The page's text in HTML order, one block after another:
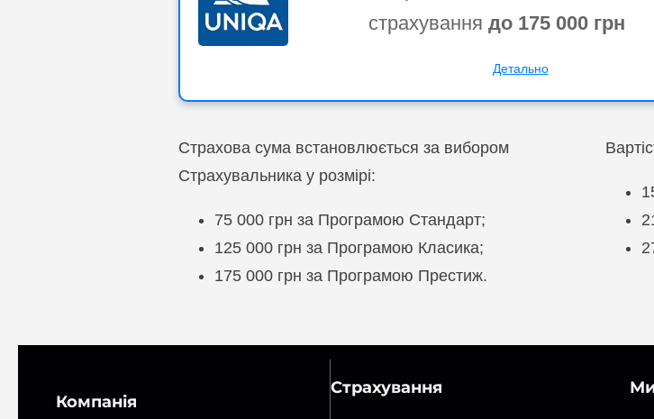
страхування до 175 000 грн
Детально
Страхова сума встановлюється за вибором
Страхувальника у розмірі:
75 000 грн за Програмою Стандарт;
125 000 грн за Програмою Класика;
175 000 грн за Програмою Престиж.
Компанія
Страхування